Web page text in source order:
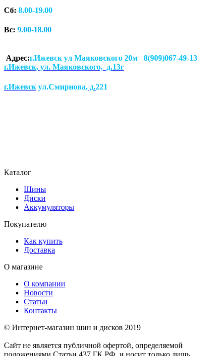
Сб: 8.00-19.00
Вс: 9.00-18.00
Адрес:г.Ижевск ул Маяковского 20м 8(909)067-49-13
г.Ижевск, ул. Маяковского, д.13г
г.Ижевск ул.Смирнова, д.221
Каталог
Шины
Диски
Аккумуляторы
Покупателю
Как купить
Доставка
О магазине
О компании
Новости
Статьи
Контакты
© Интернет-магазин шин и дисков 2019
Сайт не является публичной офертой, определяемой
положениями Статьи 437 ГК РФ, и носит только лишь